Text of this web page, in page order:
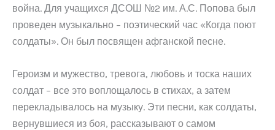
война. Для учащихся ДСОШ №2 им. А.С. Попова был
проведен музыкально – поэтический час «Когда поют
солдаты». Он был посвящен афганской песне.
Героизм и мужество, тревога, любовь и тоска наших
солдат – все это воплощалось в стихах, а затем
перекладывалось на музыку. Эти песни, как солдаты,
вернувшиеся из боя, рассказывают о самом